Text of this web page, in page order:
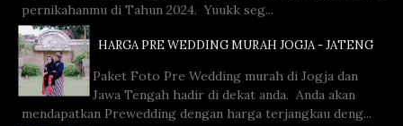
pernikahanmu di Tahun 2024. Yuukk seg...
HARGA PRE WEDDING MURAH JOGJA - JATENG
Paket Foto Pre Wedding murah di Jogja dan
Jawa Tengah hadir di dekat anda. Anda akan
mendapatkan Prewedding dengan harga terjangkau deng...